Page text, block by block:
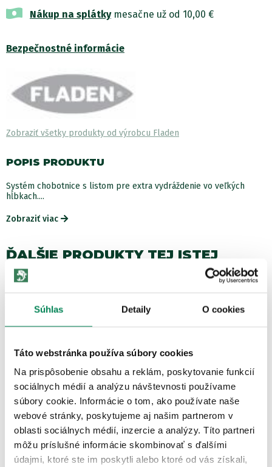
Súhlas Detaily O cookies
Táto webstránka používa súbory cookies
Na prispôsobenie obsahu a reklám, poskytovanie funkcií
sociálnych médií a analýzu návštevnosti používame
súbory cookie. Informácie o tom, ako používate naše
webové stránky, poskytujeme aj našim partnerom v
oblasti sociálnych médií, inzercie a analýzy. Títo partneri
môžu príslušné informácie skombinovať s ďalšími
údajmi, ktoré ste im poskytli alebo ktoré od vás získali,
Nákup na splátkymesačne už od 10,00 €
Bezpečnostné informácie
Zobraziť všetky produkty od výrobcu Fladen
POPIS PRODUKTU
Systém chobotnice s listom pre extra vydráždenie vo veľkých
hĺbkach....
Zobraziť viac
ĎALŠIE PRODUKTY TEJ ISTEJ
ZNAČKY
Akcia -10%
Fladen Nástraha Big Water systém červený 2-hákový
Skladom/ u vás už 11.08.
OD 1.79 €
pôvodneod 1.99 €